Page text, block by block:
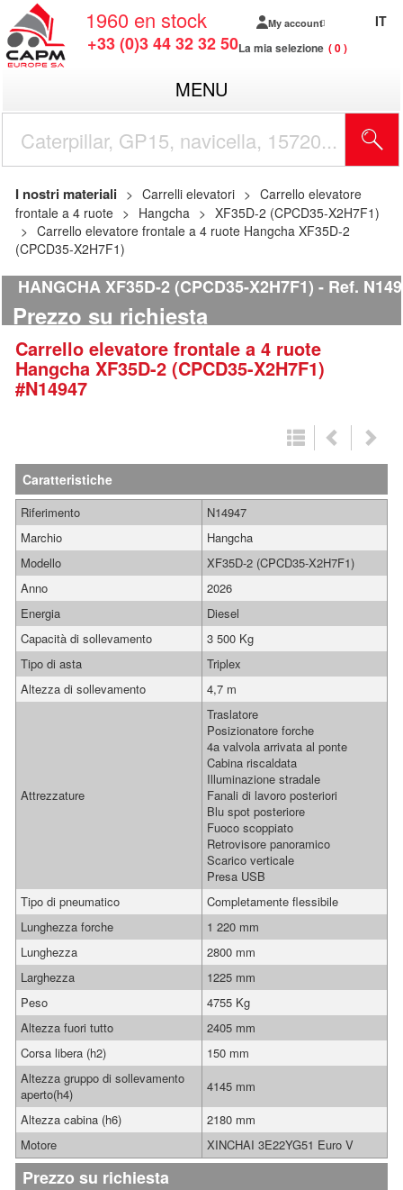
1960 en stock
+33 (0)3 44 32 32 50
My account
La mia selezione 0
IT
MENU
I nostri materiali Carrelli elevatori
Carrello elevatore
frontale a 4 ruote
Hangcha
XF35D-2 (CPCD35-X2H7F1)
Carrello elevatore frontale a 4 ruote Hangcha XF35D-2
(CPCD35-X2H7F1)
HANGCHA XF35D-2 (CPCD35-X2H7F1) Ref.
Prezzo su richiesta
Carrello elevatore frontale a 4 ruote
Hangcha XF35D-2 (CPCD35-X2H7F1)
#N14947
Caratteristiche
Riferimento
N14947
Marchio
Hangcha
Modello
XF35D-2 (CPCD35-X2H7F1)
Anno
2026
Energia
Diesel
Capacità di sollevamento
3 500 Kg
Tipo di asta
Triplex
Altezza di sollevamento
4,7 m
Attrezzature
Traslatore
Posizionatore forche
4a valvola arrivata al ponte
Cabina riscaldata
Illuminazione stradale
Fanali di lavoro posteriori
Blu spot posteriore
Fuoco scoppiato
Retrovisore panoramico
Scarico verticale
Presa USB
Tipo di pneumatico
Completamente flessibile
Lunghezza forche
1 220 mm
Lunghezza
2800 mm
Larghezza
1225 mm
Peso
4755 Kg
Altezza fuori tutto
2405 mm
Corsa libera (h2)
150 mm
Altezza gruppo di sollevamento
aperto(h4)
4145 mm
Altezza cabina (h6)
2180 mm
Motore
XINCHAI 3E22YG51 Euro V
Prezzo su richiesta